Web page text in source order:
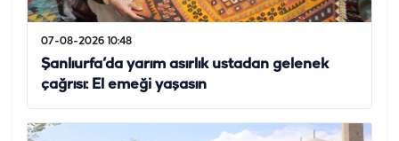
07-08-2026 10:48
Şanlıurfa’da yarım asırlık ustadan gelenek
çağrısı: El emeği yaşasın